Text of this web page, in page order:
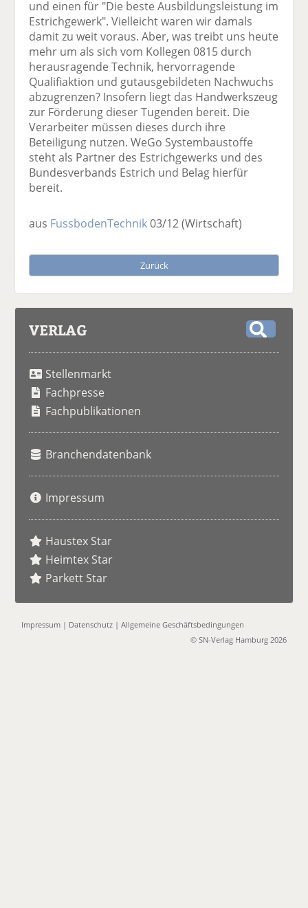
und einen für "Die beste Ausbildungsleistung im
Estrichgewerk". Vielleicht waren wir damals
damit zu weit voraus. Aber, was treibt uns heute
mehr um als sich vom Kollegen 0815 durch
herausragende Technik, hervorragende
Qualifiaktion und gutausgebildeten Nachwuchs
abzugrenzen? Insofern liegt das Handwerkszeug
zur Förderung dieser Tugenden bereit. Die
Verarbeiter müssen dieses durch ihre
Beteiligung nutzen. WeGo Systembaustoffe
steht als Partner des Estrichgewerks und des
Bundesverbands Estrich und Belag hierfür
bereit.
aus FussbodenTechnik03/12(Wirtschaft)
Zurück
VERLAG
Stellenmarkt
Fachpresse
Fachpublikationen
Branchendatenbank
Impressum
Haustex Star
Heimtex Star
Parkett Star
Impressum | Datenschutz |Allgemeine Geschäftsbedingungen
© SN-Verlag Hamburg 2026